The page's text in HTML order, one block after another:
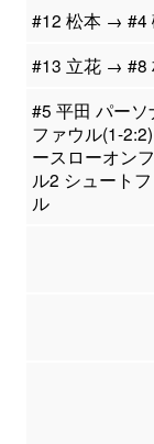
#12 松本 → #4
#13 立花 → #8
#5 平田 パーソ
ファウル(1-
ースローオン
ル2 シュート
ル